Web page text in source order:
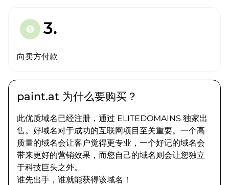
paid 3.
向卖方付款
paint.at 为什么要购买？
此优质域名已经注册，通过 ELITEDOMAINS 独家出
售。好域名对于成功的互联网项目至关重要。一个高
质量的域名会让客户觉得更专业，一个好记的域名会
带来更好的营销效果，而您自己的域名则会让您独立
于科技巨头之外。
谁先出手，谁就能获得该域名！